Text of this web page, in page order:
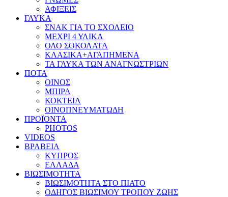
ΑΦΙΞΕΙΣ
ΓΛΥΚΑ
ΣΝΑΚ ΓΙΑ ΤΟ ΣΧΟΛΕΙΟ
ΜΕΧΡΙ 4 ΥΛΙΚΑ
ΟΛΟ ΣΟΚΟΛΑΤΑ
ΚΛΑΣΙΚΑ+ΑΓΑΠΗΜΕΝΑ
ΤΑ ΓΛΥΚΑ ΤΩΝ ΑΝΑΓΝΩΣΤΡΙΩΝ
ΠΟΤΑ
ΟΙΝΟΣ
ΜΠΙΡΑ
ΚΟΚΤΕΙΛ
ΟΙΝΟΠΝΕΥΜΑΤΩΔΗ
ΠΡΟΪΟΝΤΑ
PHOTOS
VIDEOS
ΒΡΑΒΕΙΑ
ΚΥΠΡΟΣ
ΕΛΛΑΔΑ
ΒΙΩΣΙΜΟΤΗΤΑ
ΒΙΩΣΙΜΟΤΗΤΑ ΣΤΟ ΠΙΑΤΟ
ΟΔΗΓΟΣ ΒΙΩΣΙΜΟΥ ΤΡΟΠΟΥ ΖΩΗΣ